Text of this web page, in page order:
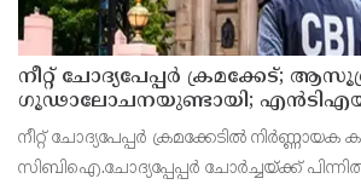
നീറ്റ് ചോദ്യപേപ്പര്‍ ക്രമക്കേട്;
ഗൂഢാലോചനയുണ്ടായി;
സബ്ജക്ട് വിദഗ്ധര്‍ക്ക്
കണ്ടെത്തലുമായി സിബിഐ
നീറ്റ് ചോദ്യപേപ്പര്‍ ക്രമക്കേടിൽ
സിബിഐ.ചോദ്യപ്പേപ്പർ ചോർച്ചയ്ക്ക്